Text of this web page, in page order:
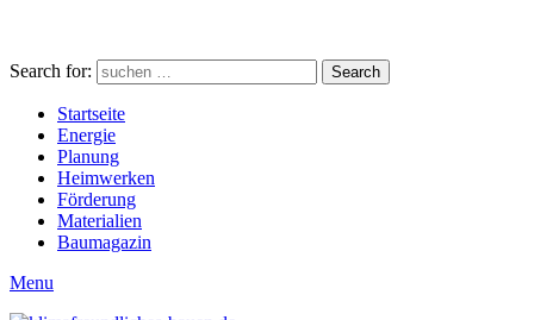
Search for: Search
Startseite
Energie
Planung
Heimwerken
Förderung
Materialien
Baumagazin
Menu